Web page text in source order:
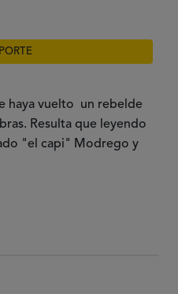
haya vuelto un rebelde
Resulta que leyendo
"el capi" Modrego y